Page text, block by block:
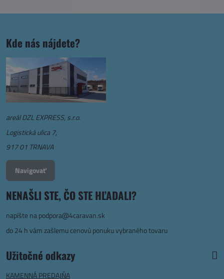
Kde nás nájdete?
areál DZL EXPRESS, s.r.o.
Logistická ulica 7,
917 01 TRNAVA
Navigovať
NENAŠLI STE, ČO STE HĽADALI?
napíšte napodpora@4caravan.sk
do 24 h vám zašlemu cenovú ponuku vybraného tovaru
Užitočné odkazy
KAMENNÁ PREDAJŇA